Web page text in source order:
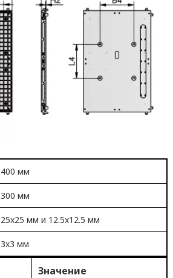
400 мм
300 мм
25x25 мм и 12.5x12.5 мм
3x3 мм
Значение